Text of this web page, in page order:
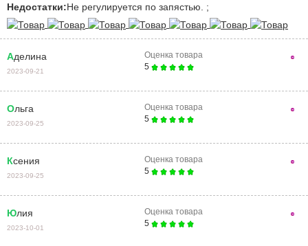
Недостатки:Не регулируется по запястью. ;
Аделина
2023-09-21
Оценка товара
5
Ольга
2023-09-25
Оценка товара
5
Ксения
2023-09-25
Оценка товара
5
Юлия
2023-10-01
Оценка товара
5